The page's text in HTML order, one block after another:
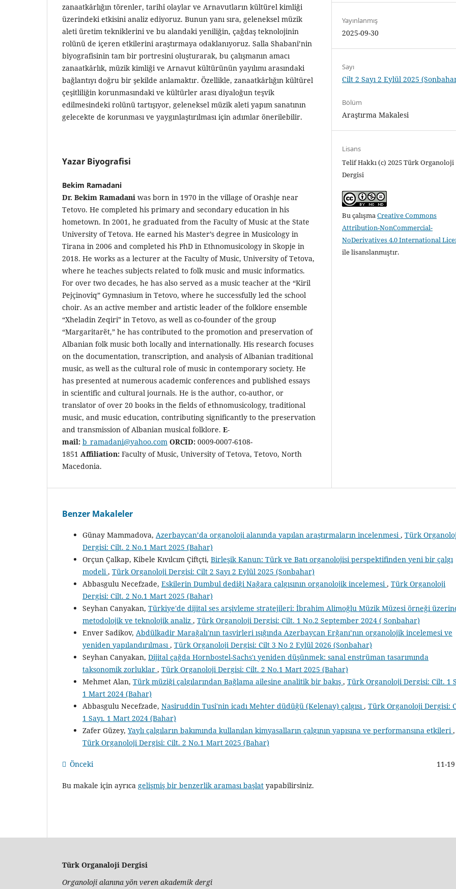
zanaatkârlığın törenler, tarihî olaylar ve Arnavutların kültürel kimliği
üzerindeki etkisini analiz ediyoruz. Bunun yanı sıra, geleneksel müzik
aleti üretim tekniklerini ve bu alandaki yeniliğin, çağdaş teknolojinin
rolünü de içeren etkilerini araştırmaya odaklanıyoruz. Salla Shabani’nin
biyografisinin tam bir portresini oluşturarak, bu çalışmanın amacı
zanaatkârlık, müzik kimliği ve Arnavut kültürünün yayılımı arasındaki
bağlantıyı doğru bir şekilde anlamaktır. Özellikle, zanaatkârlığın kültürel
çeşitliliğin korunmasındaki ve kültürler arası diyaloğun teşvik
edilmesindeki rolünü tartışıyor, geleneksel müzik aleti yapım sanatının
gelecekte de korunması ve yaygınlaştırılması için adımlar önerilebilir.
Yazar Biyografisi
Bekim Ramadani
Dr. Bekim Ramadani was born in 1970 in the village of Orashje near
Tetovo. He completed his primary and secondary education in his
hometown. In 2001, he graduated from the Faculty of Music at the State
University of Tetova. He earned his Master’s degree in Musicology in
Tirana in 2006 and completed his PhD in Ethnomusicology in Skopje in
2018. He works as a lecturer at the Faculty of Music, University of Tetova,
where he teaches subjects related to folk music and music informatics.
For over two decades, he has also served as a music teacher at the “Kiril
Pejçinoviq” Gymnasium in Tetovo, where he successfully led the school
choir. As an active member and artistic leader of the folklore ensemble
“Xheladin Zeqiri” in Tetovo, as well as co-founder of the group
“Margaritarët,” he has contributed to the promotion and preservation of
Albanian folk music both locally and internationally. His research focuses
on the documentation, transcription, and analysis of Albanian traditional
music, as well as the cultural role of music in contemporary society. He
has presented at numerous academic conferences and published essays
in scientific and cultural journals. He is the author, co-author, or
translator of over 20 books in the fields of ethnomusicology, traditional
music, and music education, contributing significantly to the preservation
and transmission of Albanian musical folklore. E-
mail: b_ramadani@yahoo.com ORCID: 0009-0007-6108-
1851 Affiliation: Faculty of Music, University of Tetova, Tetovo, North
Macedonia.
Yayınlanmış
2025-09-30
Sayı
Cilt 2 Sayı 2 Eylül 2025
Bölüm
Araştırma Makalesi
Lisans
Telif Hakkı (c) 2025 Türk Organoloji
Dergisi
Bu çalışmaCreative Commons
Attribution-NonCommercial-
NoDerivatives 4.0 International
ile lisanslanmıştır.
Benzer Makaleler
Günay Mammadova, Azerbaycan’da organoloji alanında yapılan araştırmaların incelenmesi, Türk
Dergisi: Cilt. 2 No.1 Mart 2025 (Bahar)
Orçun Çalkap, Kibele Kıvılcım Çiftçti, Birleşik Kanun: Türk ve Batı organolojisi perspektifinden yeni bir çalgı
modeli, Türk Organoloji Dergisi: Cilt 2 Sayı 2 Eylül 2025 (Sonbahar)
Abbasgulu Necefzade, Eskilerin Dumbul dediği Nağara çalgısının organolojik incelemesi, Türk Organoloji
Dergisi: Cilt. 2 No.1 Mart 2025 (Bahar)
Seyhan Canyakan, Türkiye'de dijital ses arşivleme stratejileri: İbrahim Alimoğlu Müzik Müzesi örneği
metodolojik ve teknolojik analiz , Türk Organoloji Dergisi: Cilt. 1 No.2 September 2024 ( Sonbahar)
Enver Sadikov, Abdülkadir Marağalı'nın tasvirleri ışığında Azerbaycan Erğanı’nın organolojik incelemesi ve
yeniden yapılandırılması, Türk Organoloji Dergisi: Cilt 3 No 2 Eylül 2026 (Sonbahar)
Seyhan Canyakan, Dijital çağda Hornbostel-Sachs'ı yeniden düşünmek: sanal enstrüman tasarımında
taksonomik zorluklar , Türk Organoloji Dergisi: Cilt. 2 No.1 Mart 2025 (Bahar)
Mehmet Alan, Türk müziği çalgılarından Bağlama ailesine analitik bir bakış , Türk Organoloji Dergisi: Cilt. 1
1 Mart 2024 (Bahar)
Abbasgulu Necefzade, Nasiruddin Tusi'nin icadı Mehter düdüğü (Kelenay) çalgısı, Türk Organoloji Dergisi:
1 Sayı. 1 Mart 2024 (Bahar)
Zafer Güzey, Yaylı çalgıların bakımında kullanılan kimyasalların çalgının yapısına ve performansına etkileri,
Türk Organoloji Dergisi: Cilt. 2 No.1 Mart 2025 (Bahar)
Önceki 11-
Bu makale için ayrıca gelişmiş bir benzerlik araması başlat yapabilirsiniz.
Türk Organaloji Dergisi
Organoloji alanına yön veren akademik dergi